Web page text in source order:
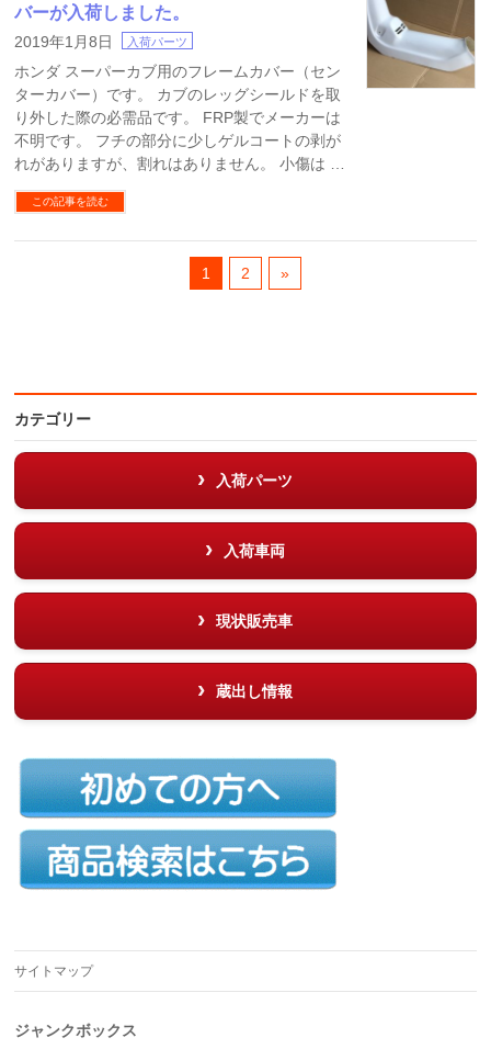
バーが入荷しました。
2019年1月8日 入荷パーツ
ホンダ スーパーカブ用のフレームカバー（セン
ターカバー）です。 カブのレッグシールドを取
り外した際の必需品です。 FRP製でメーカーは
不明です。 フチの部分に少しゲルコートの剥が
れがありますが、割れはありません。 小傷は …
この記事を読む
1 2 »
カテゴリー
入荷パーツ
入荷車両
現状販売車
蔵出し情報
サイトマップ
ジャンクボックス